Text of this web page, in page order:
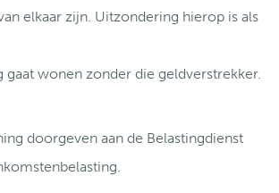
elkaar zijn. Uitzondering hierop is als
gaat wonen zonder die geldverstrekker.
doorgeven aan de Belastingdienst